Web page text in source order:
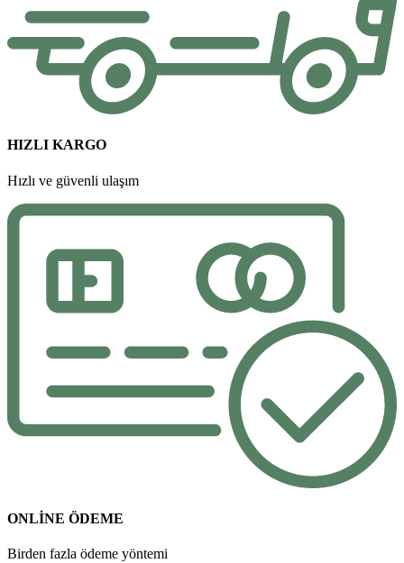
HIZLI KARGO
Hızlı ve güvenli ulaşım
ONLİNE ÖDEME
Birden fazla ödeme yöntemi